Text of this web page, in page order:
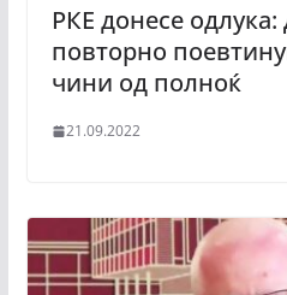
РКЕ донесе
повторно
чини од полноќ
21.09.2022